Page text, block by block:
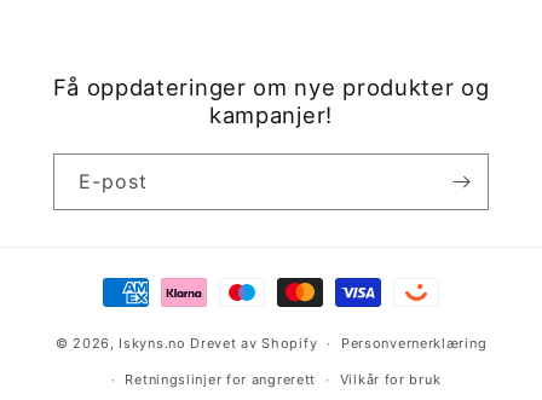
Få oppdateringer om nye produkter og
kampanjer!
E-post
Betalingsmåter
© 2026, Iskyns.no Drevet av Shopify Personvernerklæring
Retningslinjer for angrerett Vilkår for bruk